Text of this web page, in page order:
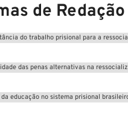
de
do trabalho prisional para a
das penas alternativas na
educação no sistema prisional